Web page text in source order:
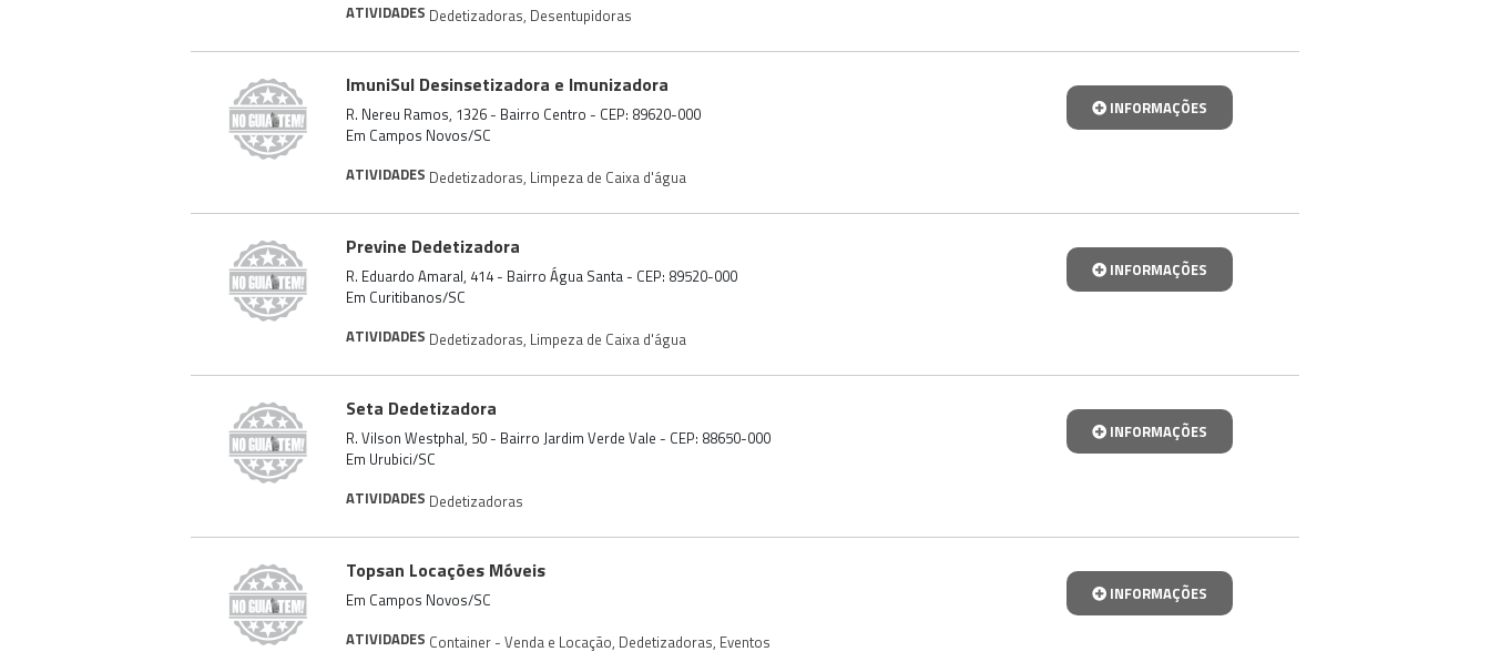
ATIVIDADES Dedetizadoras, Desentupidoras
ImuniSul Desinsetizadora e Imunizadora
R. Nereu Ramos, 1326 - Bairro Centro - CEP: 89620-000
Em Campos Novos/SC
ATIVIDADES Dedetizadoras, Limpeza de Caixa d'água
INFORMAÇÕES
Previne Dedetizadora
R. Eduardo Amaral, 414 - Bairro Água Santa - CEP: 89520-000
Em Curitibanos/SC
ATIVIDADES Dedetizadoras, Limpeza de Caixa d'água
INFORMAÇÕES
Seta Dedetizadora
R. Vilson Westphal, 50 - Bairro Jardim Verde Vale - CEP: 88650-000
Em Urubici/SC
ATIVIDADES Dedetizadoras
INFORMAÇÕES
Topsan Locações Móveis
Em Campos Novos/SC
ATIVIDADES Container - Venda e Locação, Dedetizadoras, Eventos
INFORMAÇÕES